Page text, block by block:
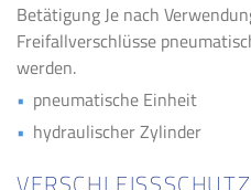
Betätigung Je nach
Freifallverschlüsse
werden.
pneumatische Einheit
hydraulischer Zylinder